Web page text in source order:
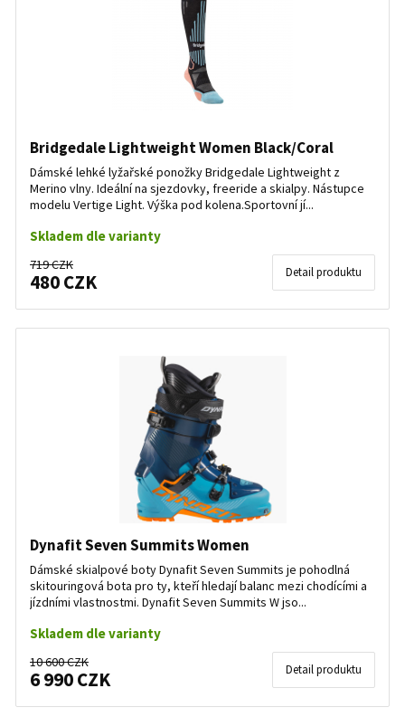
Bridgedale Lightweight Women Black/Coral
Dámské lehké lyžařské ponožky Bridgedale Lightweight z
Merino vlny. Ideální na sjezdovky, freeride a skialpy. Nástupce
modelu Vertige Light. Výška pod kolena.Sportovní jí...
Skladem dle varianty
719 CZK
480 CZK Detail produktu
Dynafit Seven Summits Women
Dámské skialpové boty Dynafit Seven Summits je pohodlná
skitouringová bota pro ty, kteří hledají balanc mezi chodícími a
jízdními vlastnostmi. Dynafit Seven Summits W jso...
Skladem dle varianty
10 600 CZK
6 990 CZK Detail produktu